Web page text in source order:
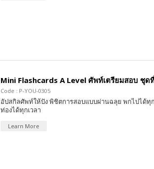
Mini Flashcards A Level ศัพท์เตรียมสอบ ชุด
Code : P-YOU-0305
อัปสกิลศัพท์ให้ปัง พิชิตการสอบแบบผ่านฉลุย พกไปได้ทุ
ท่องได้ทุกเวลา
Learn More